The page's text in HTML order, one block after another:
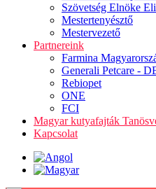
Szövetség Elnöke
Mestertenyésztő
Mestervezető
Partnereink
Farmina
Generali Petcare -
Rebiopet
ONE
FCI
Magyar kutyafajták
Kapcsolat